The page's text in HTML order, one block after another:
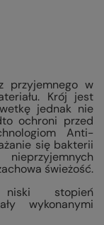
przyjemnego w
Krój jest
jednak nie
ochroni przed
Anti-
się bakterii
świeżość.
stopień
wykonanymi